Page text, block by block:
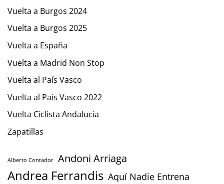
Vuelta a Burgos 2024
Vuelta a Burgos 2025
Vuelta a España
Vuelta a Madrid Non Stop
Vuelta al País Vasco
Vuelta al País Vasco 2022
Vuelta Ciclista Andalucía
Zapatillas
Alberto Contador Andoni Arriaga
Andrea Ferrandis Aquí Nadie Entrena